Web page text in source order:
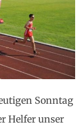
Sonntag
Helfer unser